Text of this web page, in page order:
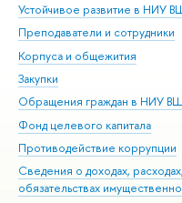
Устойчивое развитие в НИУ
Преподаватели и сотрудники
Корпуса и общежития
Закупки
Обращения граждан в НИУ
Фонд целевого капитала
Противодействие коррупции
Сведения о доходах,
обязательствах